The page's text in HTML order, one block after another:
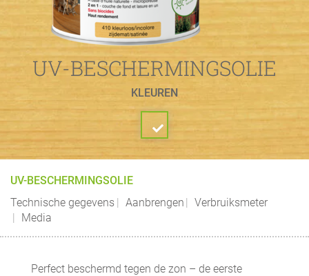
UV-BESCHERMINGSOLIE
KLEUREN
UV-BESCHERMINGSOLIE
Technische gegevens
Aanbrengen
Verbruiksmeter
Media
Perfect beschermd tegen de zon – de eerste